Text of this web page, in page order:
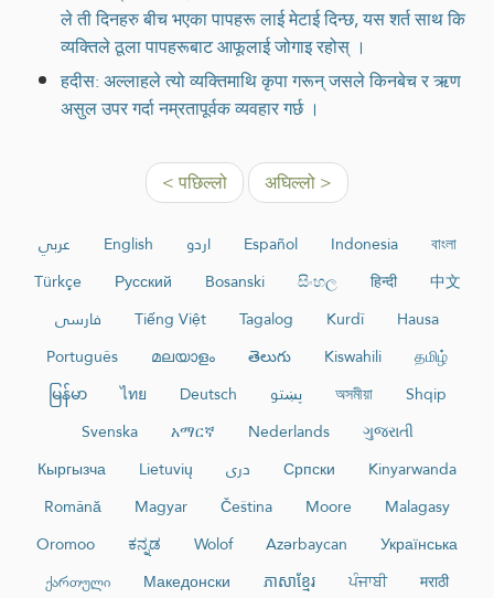
ले ती दिनहरु बीच भएका पापहरू लाई मेटाई दिन्छ, यस शर्त साथ कि
व्यक्तिले ठूला पापहरूबाट आफूलाई जोगाइ रहोस् ।
हदीस: अल्लाहले त्यो व्यक्तिमाथि कृपा गरून् जसले किनबेच र ऋण
असुल उपर गर्दा नम्रतापूर्वक व्यवहार गर्छ ।
< पछिल्लो अघिल्लो >
عربي English اردو Español Indonesia
বাংলা
Türkçe
Русский Bosanski සිංහල हिन्दी
中文
فارسی
Tiếng Việt Tagalog Kurdî
Hausa
Português
മലയാളം తెలుగు Kiswahili
தமிழ்
မြန်မာ
ไทย Deutsch پښتو অসমীয়া
Shqip
Svenska
አማርኛ Nederlands
ગુજરાતી
Кыргызча
Lietuvių دری Српски
Kinyarwanda
Română
Magyar Čeština Moore
Malagasy
Oromoo
ಕನ್ನಡ Wolof Azərbaycan
Українська
ქართული
Македонски ភាសាខ្មែរ ਪੰਜਾਬੀ मराठी